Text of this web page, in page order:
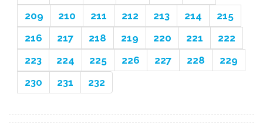
209
210 211 212 213 214
215
216
217 218 219 220 221
222
223
224 225 226 227 228
229
230
231 232